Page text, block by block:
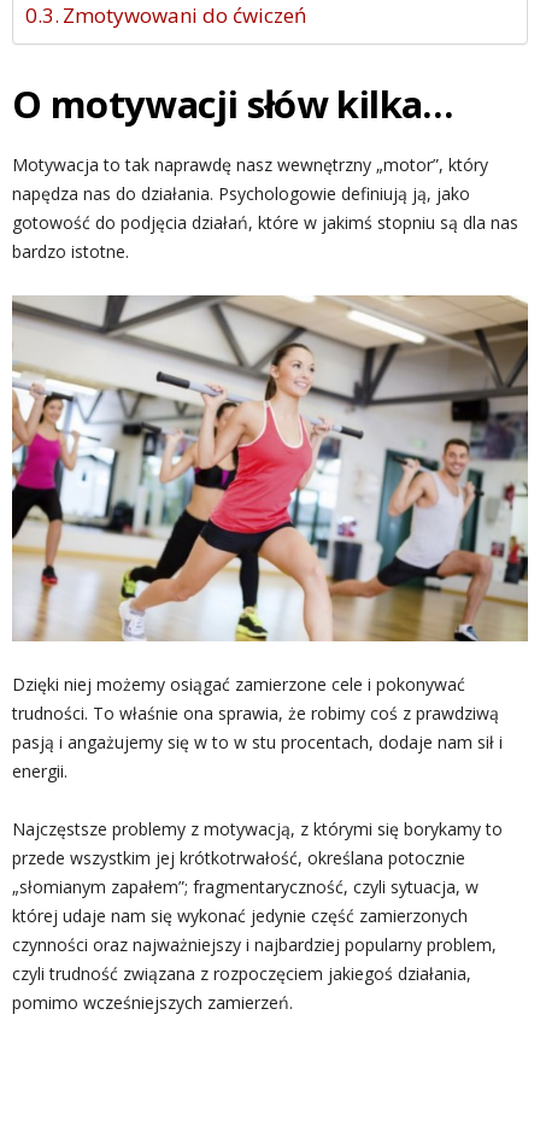
Zmotywowani do ćwiczeń
O motywacji słów kilka…
Motywacja to tak naprawdę nasz wewnętrzny „motor”, który
napędza nas do działania. Psychologowie definiują ją, jako
gotowość do podjęcia działań, które w jakimś stopniu są dla nas
bardzo istotne.
Dzięki niej możemy osiągać zamierzone cele i pokonywać
trudności. To właśnie ona sprawia, że robimy coś z prawdziwą
pasją i angażujemy się w to w stu procentach, dodaje nam sił i
energii.
Najczęstsze problemy z motywacją, z którymi się borykamy to
przede wszystkim jej krótkotrwałość, określana potocznie
„słomianym zapałem”; fragmentaryczność, czyli sytuacja, w
której udaje nam się wykonać jedynie część zamierzonych
czynności oraz najważniejszy i najbardziej popularny problem,
czyli trudność związana z rozpoczęciem jakiegoś działania,
pomimo wcześniejszych zamierzeń.